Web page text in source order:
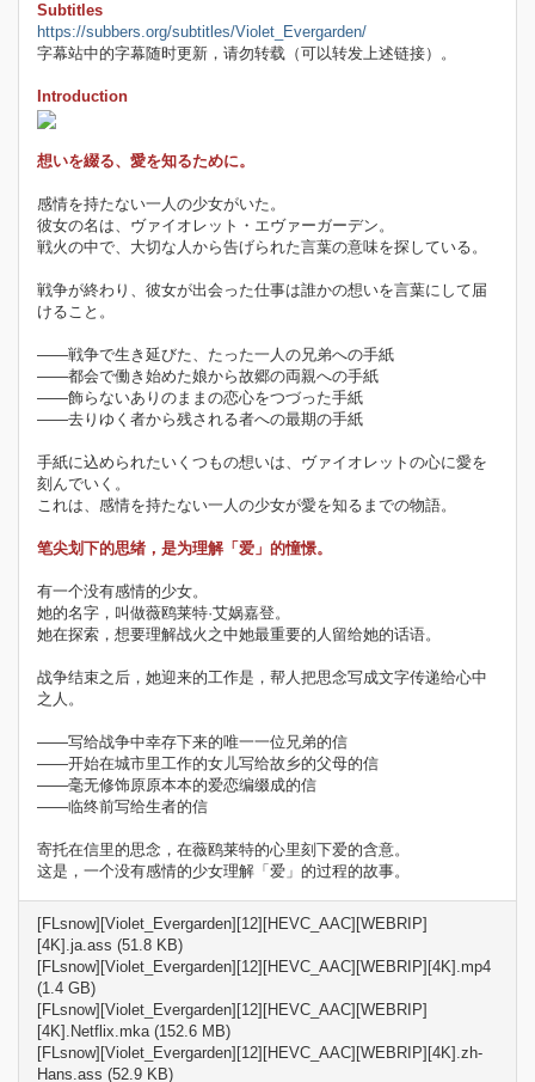
Subtitles
https://subbers.org/subtitles/Violet_Evergarden/
字幕站中的字幕随时更新，请勿转载（可以转发上述链接）。
Introduction
想いを綴る、愛を知るために。
感情を持たない一人の少女がいた。
彼女の名は、ヴァイオレット・エヴァーガーデン。
戦火の中で、大切な人から告げられた言葉の意味を探している。
戦争が終わり、彼女が出会った仕事は誰かの想いを言葉にして届
けること。
――戦争で生き延びた、たった一人の兄弟への手紙
――都会で働き始めた娘から故郷の両親への手紙
――飾らないありのままの恋心をつづった手紙
――去りゆく者から残される者への最期の手紙
手紙に込められたいくつもの想いは、ヴァイオレットの心に愛を
刻んでいく。
これは、感情を持たない一人の少女が愛を知るまでの物語。
笔尖划下的思绪，是为理解「爱」的憧憬。
有一个没有感情的少女。
她的名字，叫做薇鸥莱特·艾娲嘉登。
她在探索，想要理解战火之中她最重要的人留给她的话语。
战争结束之后，她迎来的工作是，帮人把思念写成文字传递给心中
之人。
——写给战争中幸存下来的唯一一位兄弟的信
——开始在城市里工作的女儿写给故乡的父母的信
——毫无修饰原原本本的爱恋编缀成的信
——临终前写给生者的信
寄托在信里的思念，在薇鸥莱特的心里刻下爱的含意。
这是，一个没有感情的少女理解「爱」的过程的故事。
[FLsnow][Violet_Evergarden][12][HEVC_AAC][WEBRIP]
[4K].ja.ass (51.8 KB)
[FLsnow][Violet_Evergarden][12][HEVC_AAC][WEBRIP][4K].mp4
(1.4 GB)
[FLsnow][Violet_Evergarden][12][HEVC_AAC][WEBRIP]
[4K].Netflix.mka (152.6 MB)
[FLsnow][Violet_Evergarden][12][HEVC_AAC][WEBRIP][4K].zh-
Hans.ass (52.9 KB)